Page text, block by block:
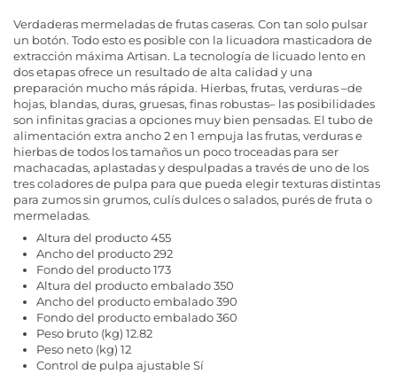
Verdaderas mermeladas de frutas caseras. Con tan solo pulsar
un botón. Todo esto es posible con la licuadora masticadora de
extracción máxima Artisan. La tecnología de licuado lento en
dos etapas ofrece un resultado de alta calidad y una
preparación mucho más rápida. Hierbas, frutas, verduras –de
hojas, blandas, duras, gruesas, finas robustas– las posibilidades
son infinitas gracias a opciones muy bien pensadas. El tubo de
alimentación extra ancho 2 en 1 empuja las frutas, verduras e
hierbas de todos los tamaños un poco troceadas para ser
machacadas, aplastadas y despulpadas a través de uno de los
tres coladores de pulpa para que pueda elegir texturas distintas
para zumos sin grumos, culís dulces o salados, purés de fruta o
mermeladas.
Altura del producto 455
Ancho del producto 292
Fondo del producto 173
Altura del producto embalado 350
Ancho del producto embalado 390
Fondo del producto embalado 360
Peso bruto (kg) 12.82
Peso neto (kg) 12
Control de pulpa ajustable Sí